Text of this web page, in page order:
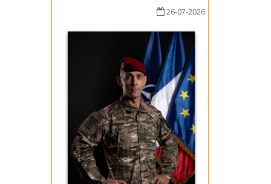
26-07-2026